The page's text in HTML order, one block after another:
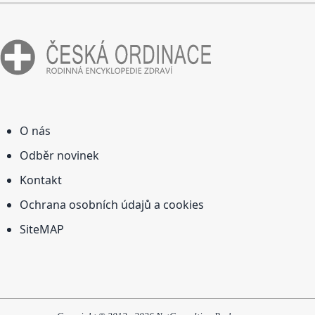
O nás
Odběr novinek
Kontakt
Ochrana osobních údajů a cookies
SiteMAP